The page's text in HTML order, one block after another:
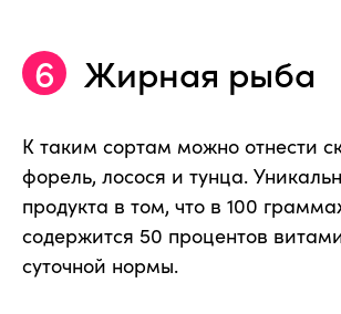
Жирная рыба
К таким сортам можно отнести
форель, лосося и тунца.
продукта в том, что в 100
содержится 50 процентов
суточной нормы.